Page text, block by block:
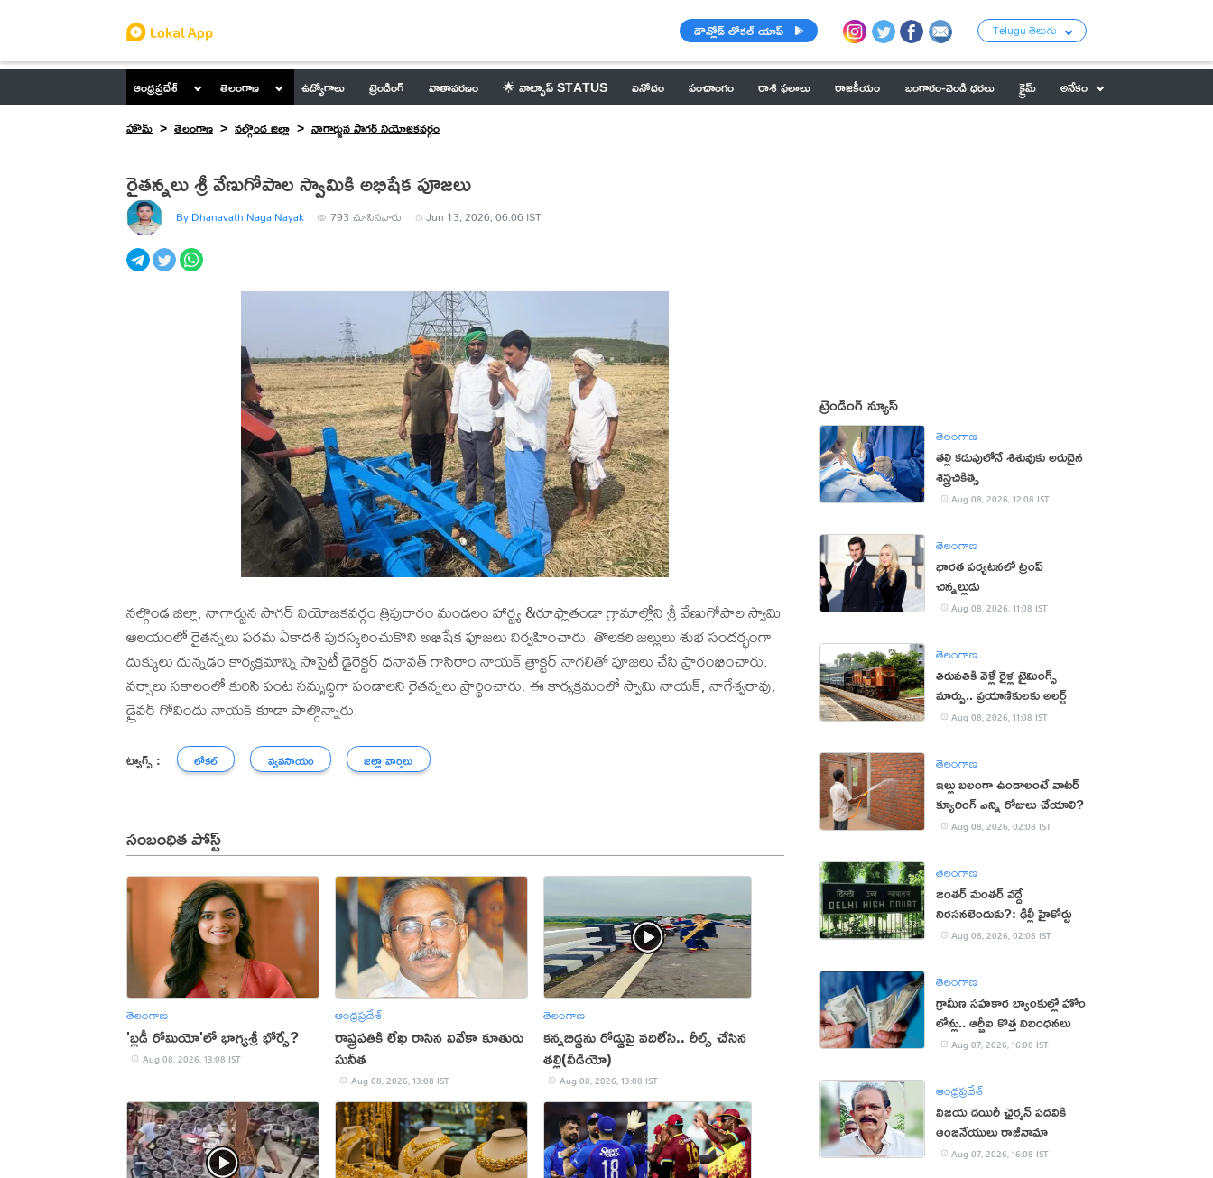
డౌన్లోడ్ లోకల్ యాప్ Telugu తెలుగు
ఆంధ్రప్రదేశ్ తెలంగాణ ఉద్యోగాలు ట్రెండింగ్ వాతావరణం 🌟 వాట్సాప్ STATUS వినోదం పంచాంగం రాశి ఫలాలు రాజకీయం బంగారం-వెండి ధరలు క్రైమ్
అనేకం
హోమ్
తెలంగాణ నల్గొండ జిల్లా నాగార్జున సాగర్ నియోజకవర్గం
రైతన్నలు శ్రీ వేణుగోపాల స్వామికి అభిషేక పూజలు
By Dhanavath Naga Nayak 793 చూసినవారు Jun 13, 2026, 06:06 IST
నల్గొండ జిల్లా, నాగార్జున సాగర్ నియోజకవర్గం త్రిపురారం మండలం హార్జ్య &రూఫ్లాతండా గ్రామాల్లోని శ్రీ వేణుగోపాల స్వామి
ఆలయంలో రైతన్నలు పరమ ఏకాదశి పురస్కరించుకొని అభిషేక పూజలు నిర్వహించారు. తొలకరి జల్లులు శుభ సందర్భంగా
దుక్కులు దున్నడం కార్యక్రమాన్ని సొసైటీ డైరెక్టర్ ధనావత్ గాసిరాం నాయక్ త్రాక్టర్ నాగలితో పూజలు చేసి ప్రారంభించారు.
వర్షాలు సకాలంలో కురిసి పంట సమృద్ధిగా పండాలని రైతన్నలు ప్రార్థించారు. ఈ కార్యక్రమంలో స్వామి నాయక్, నాగేశ్వరావు,
డ్రైవర్ గోవిందు నాయక్ కూడా పాల్గొన్నారు.
ట్యాగ్స్ : లోకల్ వ్యవసాయం జిల్లా వార్తలు
సంబంధిత పోస్ట్
తెలంగాణ
'బ్లడీ రోమియో'లో భాగ్యశ్రీ భోర్సే?
Aug 08, 2026, 13:08 IST
ఆంధ్రప్రదేశ్
రాష్ట్రపతికి లేఖ రాసిన వివేకా కూతురు
సునీత
Aug 08, 2026, 13:08 IST
తెలంగాణ
కన్నబిడ్డను రోడ్డుపై వదిలేసి.. రీల్స్ చేసిన
తల్లి(వీడియో)
Aug 08, 2026, 13:08 IST
ట్రెండింగ్ న్యూస్
తెలంగాణ
తల్లి కడుపులోనే శిశువుకు అరుదైన
శస్త్రచికిత్స
Aug 08, 2026, 12:08 IST
తెలంగాణ
భారత పర్యటనలో ట్రంప్‌
చిన్నల్లుడు
Aug 08, 2026, 11:08 IST
తెలంగాణ
తిరుపతికి వెళ్లే రైళ్ల టైమింగ్స్
మార్పు.. ప్రయాణికులకు అలర్ట్
Aug 08, 2026, 11:08 IST
తెలంగాణ
ఇల్లు బలంగా ఉండాలంటే వాటర్
క్యూరింగ్ ఎన్ని రోజులు చేయాలి?
Aug 08, 2026, 02:08 IST
తెలంగాణ
జంతర్ మంతర్ వద్దే
నిరసనలెందుకు?: ఢిల్లీ హైకోర్టు
Aug 08, 2026, 02:08 IST
తెలంగాణ
గ్రామీణ సహకార బ్యాంకుల్లో హోం
లోన్లు.. ఆర్బీఐ కొత్త నిబంధనలు
Aug 07, 2026, 16:08 IST
ఆంధ్రప్రదేశ్
విజయ డెయిరీ ఛైర్మన్ పదవికి
ఆంజనేయులు రాజీనామా
Aug 07, 2026, 16:08 IST